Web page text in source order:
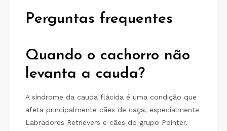
Perguntas frequentes
Quando o cachorro não
levanta a cauda?
A síndrome da cauda flácida é uma condição que
afeta principalmente cães de caça, especialmente
Labradores Retrievers e cães do grupo Pointer.